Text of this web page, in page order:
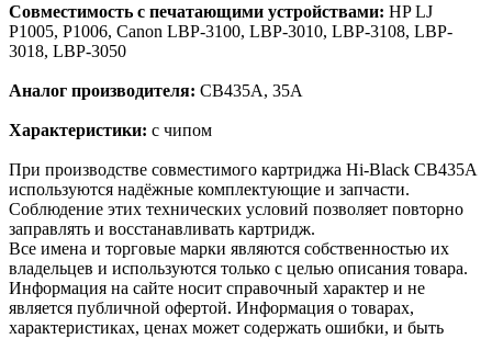
Совместимость с печатающими устройствами: HP LJ
P1005, P1006, Canon LBP-3100, LBP-3010, LBP-3108, LBP-
3018, LBP-3050
Аналог производителя: CB435A, 35A
Характеристики: с чипом
При производстве совместимого картриджа Hi-Black CB435A
используются надёжные комплектующие и запчасти.
Соблюдение этих технических условий позволяет повторно
заправлять и восстанавливать картридж.
Все имена и торговые марки являются собственностью их
владельцев и используются только с целью описания товара.
Информация на сайте носит справочный характер и не
является публичной офертой. Информация о товарах,
характеристиках, ценах может содержать ошибки, и быть